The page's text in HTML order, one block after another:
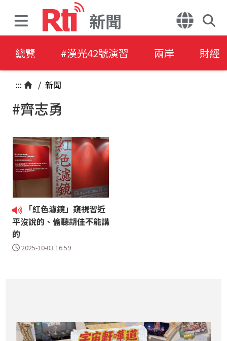
新聞
總覽 #漢光42號演習 兩岸 財經
::: / 新聞
#齊志勇
「紅色濾鏡」窺視習近
平沒說的、偷聽胡佳不能講
的
2025-10-03 16:59